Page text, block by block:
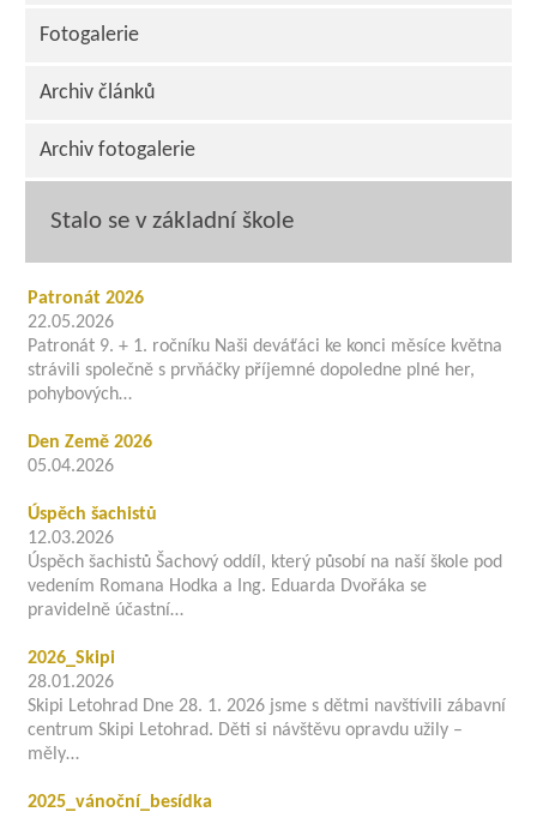
Fotogalerie
Archiv článků
Archiv fotogalerie
Stalo se v základní škole
Patronát 2026
22.05.2026
Patronát 9. + 1. ročníku Naši deváťáci ke konci měsíce května
strávili společně s prvňáčky příjemné dopoledne plné her,
pohybových…
Den Země 2026
05.04.2026
Úspěch šachistů
12.03.2026
Úspěch šachistů Šachový oddíl, který působí na naší škole pod
vedením Romana Hodka a Ing. Eduarda Dvořáka se
pravidelně účastní…
2026_Skipi
28.01.2026
Skipi Letohrad Dne 28. 1. 2026 jsme s dětmi navštívili zábavní
centrum Skipi Letohrad. Děti si návštěvu opravdu užily –
měly…
2025_vánoční_besídka